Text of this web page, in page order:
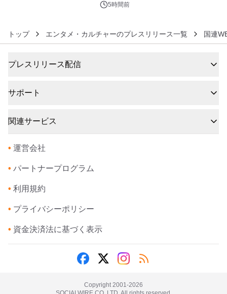
5時間前
トップ エンタメ・カルチャーのプレスリリース一覧 国連
プレスリリース配信
サポート
関連サービス
• 運営会社
• パートナープログラム
• 利用規約
• プライバシーポリシー
• 資金決済法に基づく表示
Copyright 2001-2026